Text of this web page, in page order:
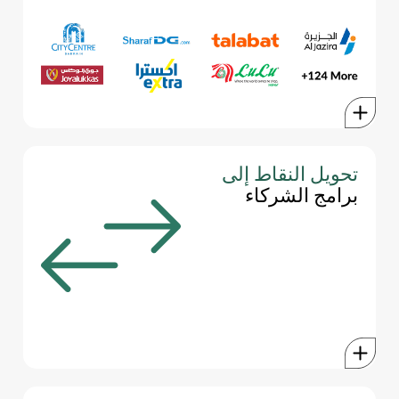
الصرف الممكنة.
سيتي سنتر البحرين
نتفليكس
أمازون
أديداس
طلبات
جوي الوكاس
لولو هايبر ماركت
تحويل النقاط إلى
برامج الشركاء
باستخدام بطاقة وورلد الائتمانية من بيت التمويل الكويتي ش.م.ب. (م)
ستتمكن من تحويل نقاط اللآلئ الخاصة بك إلى برامج الولاء الشريكة
المشاركة، مثل طيران الخليج فالكون فلاير, سكاي واردز طيران
الإمارات، برنامج ضيف الاتحاد, نادي الإمتياز للخطوط الجوية القطرية
ومكافآت شكرًا
سيسمح لك ذلك استرداد نقاطك، على سبيل المثال، برحلات طيران
ومزايا أخرى دون الارتباط ببرنامج معين، مما يتيح لك أفضل معدلات
الصرف الممكنة.